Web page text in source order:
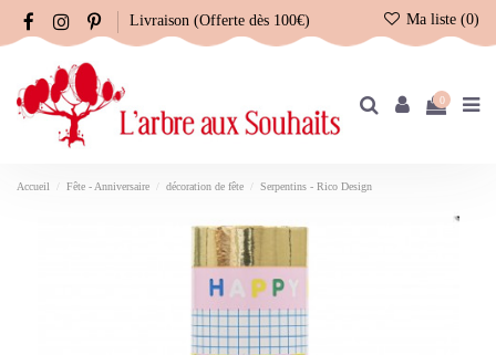
Livraison (Offerte dès 100€) Ma liste (0)
0
Accueil Fête - Anniversaire décoration de fête Serpentins - Rico Design